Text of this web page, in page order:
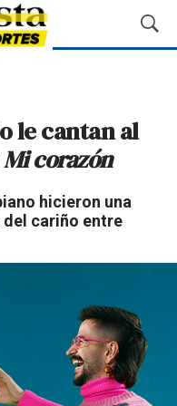
M
o
e
le cantan al
Mi corazón
hicieron una
cariño entre